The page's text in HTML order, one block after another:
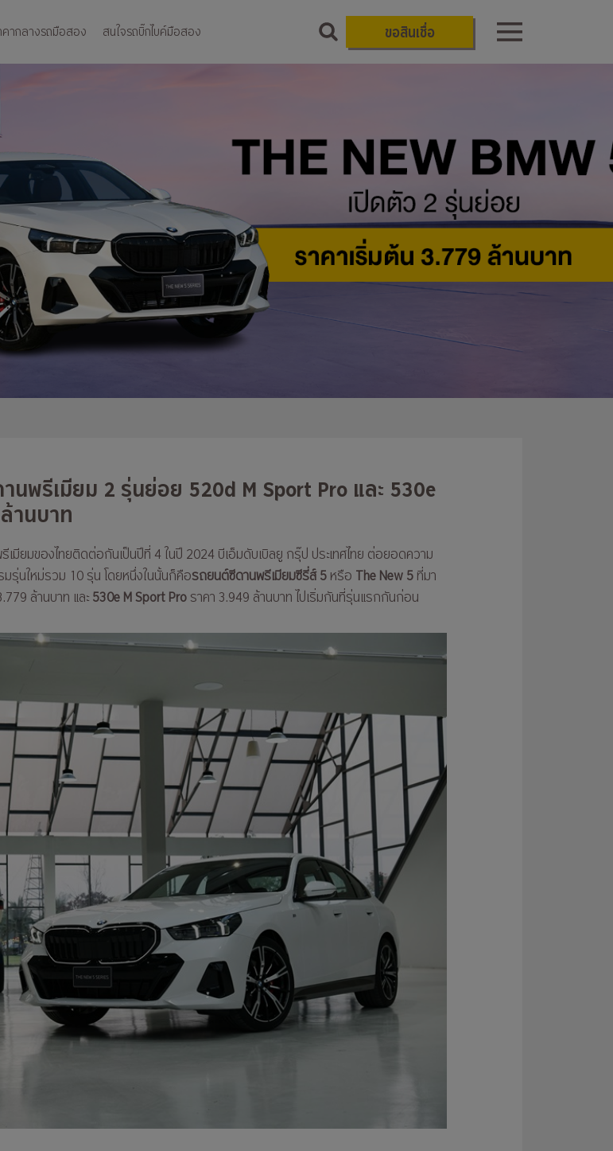
คากลางรถมือสอง สนใจรถบิ๊กไบค์มือสอง ขอสินเชื่อ
นพรีเมียม 2 รุ่นย่อย 520d M Sport Pro และ 530e
านบาท
ยมของไทยติดต่อกันเป็นปีที่ 4 ในปี 2024 บีเอ็มดับเบิลยู กรุ๊ป ประเทศไทย ต่อยอดความ
รุ่นใหม่รวม 10 รุ่น โดยหนึ่งในนั้นก็คือรถยนต์ซีดานพรีเมียมซีรี่ส์ 5หรือ The New 5ที่มา
ล้านบาท และ530e M Sport Proราคา 3.949 ล้านบาท ไปเริ่มกันที่รุ่นแรกกันก่อน